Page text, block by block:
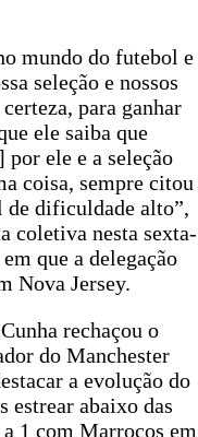
mundo do futebol e
seleção e nossos
para ganhar
ele saiba que
por ele e a seleção
coisa, sempre citou
dificuldade alto”,
coletiva nesta sexta-
que a delegação
Nova Jersey.
rechaçou o
do Manchester
a evolução do
estrear abaixo das
1 com Marrocos em